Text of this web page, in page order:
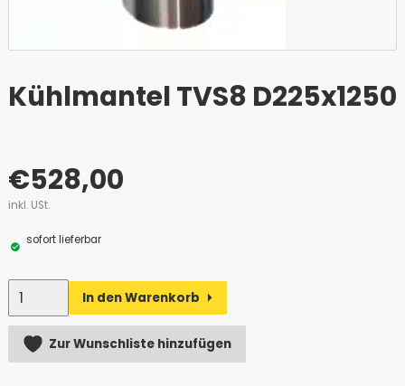
Kühlmantel TVS8 D225x1250
€528,00
inkl. USt.
sofort lieferbar
Anzahl
In den Warenkorb
Alternative:
Zur Wunschliste hinzufügen